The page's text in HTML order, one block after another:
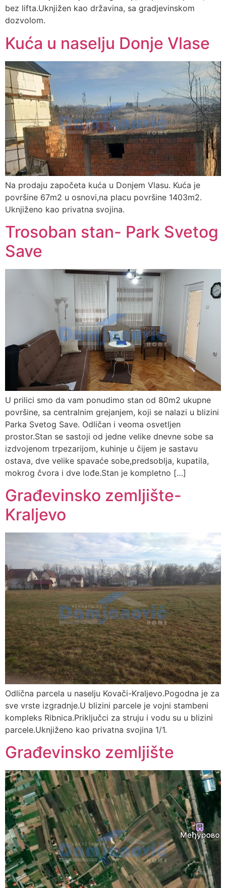
bez lifta.Uknjižen kao državina, sa gradjevinskom
dozvolom.
Kuća u naselju Donje Vlase
Na prodaju započeta kuća u Donjem Vlasu. Kuća je
površine 67m2 u osnovi,na placu površine 1403m2.
Uknjiženo kao privatna svojina.
Trosoban stan- Park Svetog
Save
U prilici smo da vam ponudimo stan od 80m2 ukupne
površine, sa centralnim grejanjem, koji se nalazi u blizini
Parka Svetog Save. Odličan i veoma osvetljen
prostor.Stan se sastoji od jedne velike dnevne sobe sa
izdvojenom trpezarijom, kuhinje u čijem je sastavu
ostava, dve velike spavaće sobe,predsoblja, kupatila,
mokrog čvora i dve lođe.Stan je kompletno […]
Građevinsko zemljište-
Kraljevo
Odlična parcela u naselju Kovači-Kraljevo.Pogodna je za
sve vrste izgradnje.U blizini parcele je vojni stambeni
kompleks Ribnica.Priključci za struju i vodu su u blizini
parcele.Uknjiženo kao privatna svojina 1/1.
Građevinsko zemljište